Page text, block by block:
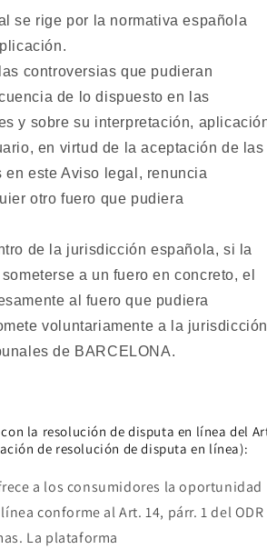
se rige por la normativa española
controversias que pudieran
de lo dispuesto en las
y sobre su interpretación,
en virtud de la aceptación de las
este Aviso legal, renuncia
otro fuero que pudiera
de la jurisdicción española, si la
a un fuero en concreto, el
al fuero que pudiera
voluntariamente a la jurisdicción
de BARCELONA.
la resolución de disputa en línea del
de resolución de disputa en línea):
a los consumidores la oportunidad
conforme al Art. 14, párr. 1 del ODR
La plataforma